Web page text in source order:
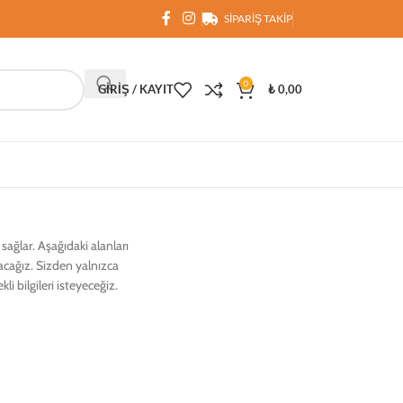
SIPARIŞ TAKIP
GIRIŞ / KAYIT 0 ₺0,00
Aşağıdaki alanları
Sizden yalnızca
bilgileri isteyeceğiz.